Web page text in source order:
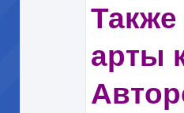
арты